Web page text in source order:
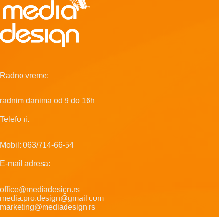
Radno vreme:
radnim danima od 9 do 16h
Telefoni:
Mobil: 063/714-66-54
E-mail adresa:
office@mediadesign.rs
media.pro.design@gmail.com
marketing@mediadesign.rs